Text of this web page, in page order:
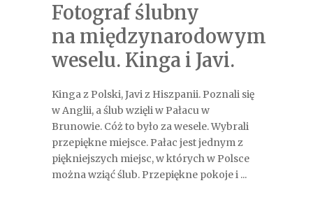
Fotograf ślubny
na międzynarodowym
weselu. Kinga i Javi.
Kinga z Polski, Javi z Hiszpanii. Poznali się
w Anglii, a ślub wzięli w Pałacu w
Brunowie. Cóż to było za wesele. Wybrali
przepiękne miejsce. Pałac jest jednym z
piękniejszych miejsc, w których w Polsce
można wziąć ślub. Przepiękne pokoje i